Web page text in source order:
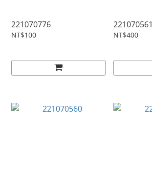
221070776
NT$100
221070561
NT$400